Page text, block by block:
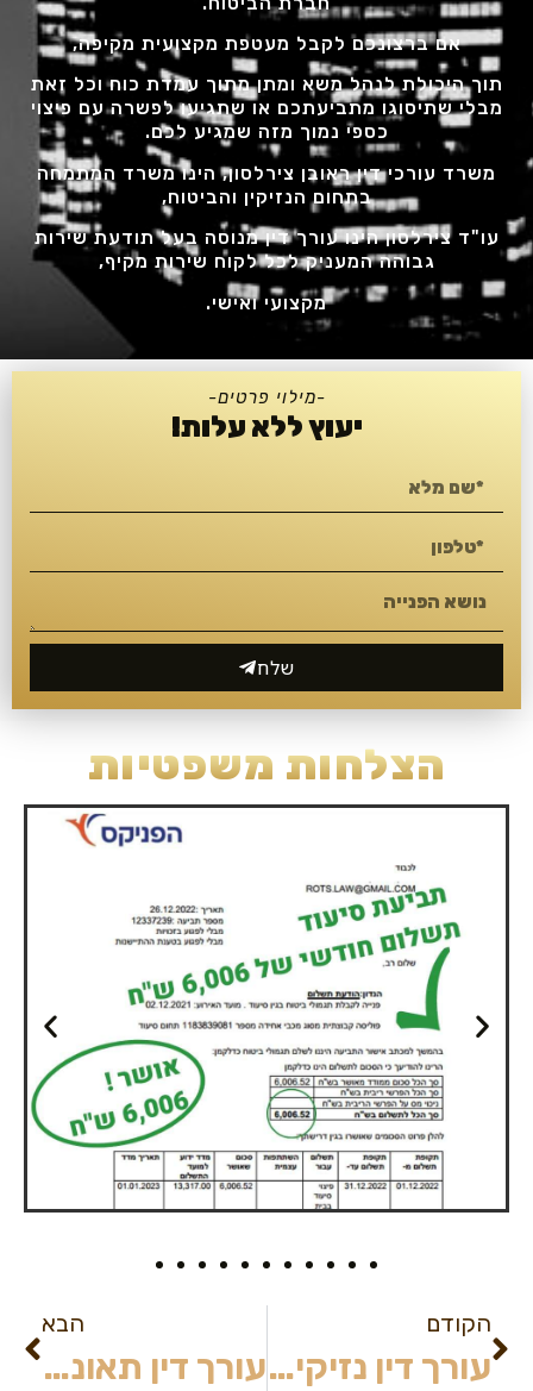
אם ברצונכם לקבל מעטפת מקצועית מקיפה,
תוך היכולת לנהל משא ומתן מתוך עמדת כוח וכל זאת
מבלי שתיסוגו מתביעתכם או שתגיעו לפשרה עם פיצוי
כספי נמוך מזה שמגיע לכם.
משרד עורכי דין ראובן צירלסון, הינו משרד המתמחה
בתחום הנזיקין והביטוח,
עו"ד צירלסון הינו עורך דין מנוסה בעל תודעת שירות
גבוהה המעניק לכל לקוח שירות מקיף,
מקצועי ואישי.
-מילוי פרטים-
יעוץ ללא עלות!
שלח
הצלחות משפטיות
הקודם
עורך דין נזיקין ותביעות כספיות
הבא
עורך דין תאונות עבודה